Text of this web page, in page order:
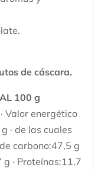
de cáscara.
100 g
Valor energético
· de las cuales
carbono:47,5 g
g · Proteínas:11,7